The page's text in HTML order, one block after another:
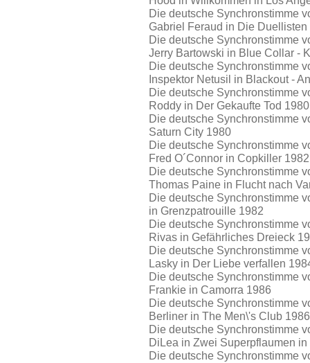
Die deutsche Synchronstimme
Gabriel Feraud in Die Duellisten
Die deutsche Synchronstimme
Jerry Bartowski in Blue Collar -
Die deutsche Synchronstimme
Inspektor Netusil in Blackout -
Die deutsche Synchronstimme
Roddy in Der Gekaufte Tod 1980
Die deutsche Synchronstimme
Saturn City 1980
Die deutsche Synchronstimme
Fred O´Connor in Copkiller 1982
Die deutsche Synchronstimme
Thomas Paine in Flucht nach
Die deutsche Synchronstimme
in Grenzpatrouille 1982
Die deutsche Synchronstimme
Rivas in Gefährliches Dreieck
Die deutsche Synchronstimme
Lasky in Der Liebe verfallen
Die deutsche Synchronstimme
Frankie in Camorra 1986
Die deutsche Synchronstimme
Berliner in The Men\'s Club 1986
Die deutsche Synchronstimme
DiLea in Zwei Superpflaumen
Die deutsche Synchronstimme